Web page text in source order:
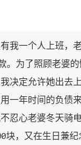
我一个人上班，
。为了照顾老婆
决定允许她出去
一年时间的负债
忍心老婆冬天骑
块，又在生日兼